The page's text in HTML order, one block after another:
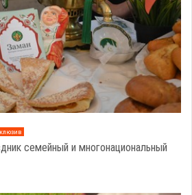
семейный и многонациональный